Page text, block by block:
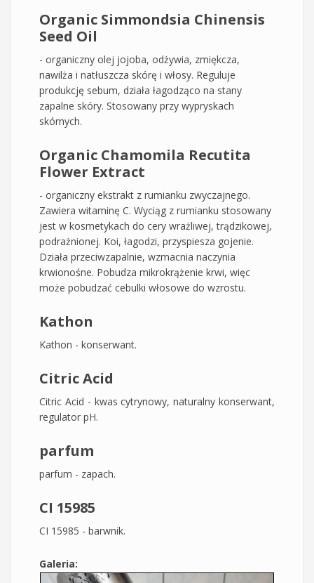
Organic Simmondsia Chinensis
Seed Oil
- organiczny olej jojoba, odżywia, zmiękcza,
nawilża i natłuszcza skórę i włosy. Reguluje
produkcję sebum, działa łagodząco na stany
zapalne skóry. Stosowany przy wypryskach
skórnych.
Organic Chamomila Recutita
Flower Extract
- organiczny ekstrakt z rumianku zwyczajnego.
Zawiera witaminę C. Wyciąg z rumianku stosowany
jest w kosmetykach do cery wrażliwej, trądzikowej,
podrażnionej. Koi, łagodzi, przyspiesza gojenie.
Działa przeciwzapalnie, wzmacnia naczynia
krwionośne. Pobudza mikrokrążenie krwi, więc
może pobudzać cebulki włosowe do wzrostu.
Kathon
​Kathon - konserwant.
Citric Acid
Citric Acid - kwas cytrynowy, naturalny konserwant,
regulator pH.
parfum
parfum - zapach.
CI 15985
​CI 15985 - barwnik.
Galeria: